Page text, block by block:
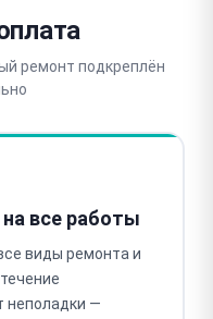
ремонт подкреплён
все работы
виды ремонта и
неполадки —